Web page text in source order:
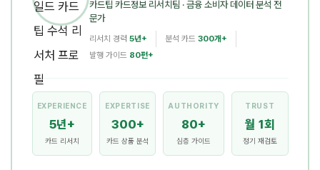
카드팁 카드정보 리서치팀 · 금융 소비자 데이터 분석 전
문가
리서치 경력 5년+ 분석 카드 300개+
발행 가이드 80편+
EXPERIENCE
5년+
카드 리서치
EXPERTISE
300+
카드 상품 분석
AUTHORITY
80+
심층 가이드
TRUST
월 1회
정기 재검토